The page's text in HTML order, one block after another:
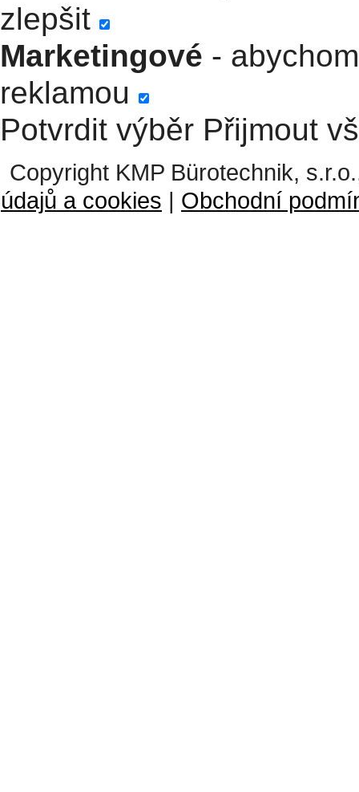
zlepšit
Marketingové -
reklamou
Potvrdit výběr Přijmout
Copyright KMP Bürotechnik,
údajů a cookies | Obchodní